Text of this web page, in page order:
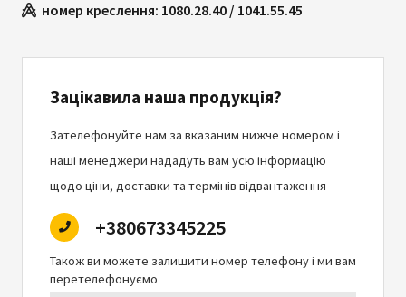
номер креслення: 1080.28.40 / 1041.55.45
Зацікавила наша продукція?
Зателефонуйте нам за вказаним нижче номером і
наші менеджери нададуть вам усю інформацію
щодо ціни, доставки та термінів відвантаження
+380673345225
Також ви можете залишити номер телефону і ми вам
перетелефонуємо